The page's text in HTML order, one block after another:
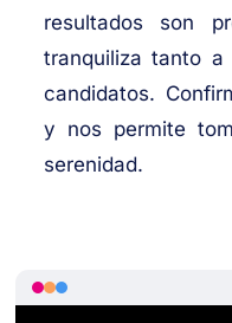
resultados son
tranquiliza tanto
candidatos.
y nos permite
serenidad.